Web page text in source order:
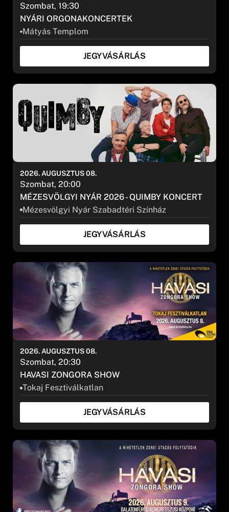
NYÁRI ORGONAKONCERTEK
Mátyás Templom
Szombat, 19:30
JEGYVÁSÁRLÁS
MÉZESVÖLGYI NYÁR 2026 - QUIMBY KONCERT
Mézesvölgyi Nyár Szabadtéri Színház
2026. AUGUSZTUS 08.
Szombat, 20:00
JEGYVÁSÁRLÁS
HAVASI ZONGORA SHOW
Tokaj Fesztiválkatlan
2026. AUGUSZTUS 08.
Szombat, 20:30
JEGYVÁSÁRLÁS